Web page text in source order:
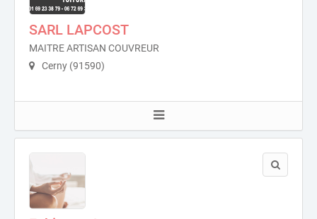
SARL LAPCOST
MAITRE ARTISAN COUVREUR
Cerny (91590)